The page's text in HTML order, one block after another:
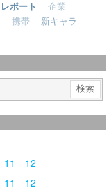
レポート
企業
携帯
新キャラ
11
12
11
12